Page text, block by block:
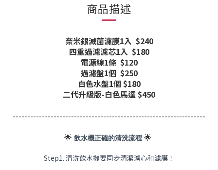
商品描述
奈米銀滅菌濾膜1入 $240
四重過濾濾芯1入 $180
電源線1條 $120
過濾盤1個 $250
白色水盤1個 $180
二代升級版-白色馬達 $450
------------------------------------------------------------------
🌟 飲水機正確的清洗流程 🌟
Step1. 清洗飲水機要同步清潔濾心和濾膜！